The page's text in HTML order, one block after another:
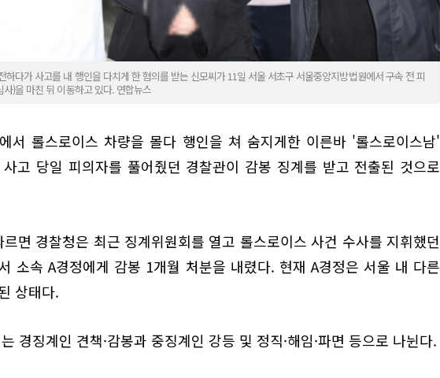
하다가 사고를 내 행인을 다치게 한 혐의를 받는 신모씨가 11일 서울 서초구 서울중앙지방법원에서 구속 전 피
)을 마친 뒤 이동하고 있다. 연합뉴스
서 롤스로이스 차량을 몰다 행인을 쳐 숨지게한 이른바 '롤스로이스남'
고 당일 피의자를 풀어줬던 경찰관이 감봉 징계를 받고 전출된 것으로
면 경찰청은 최근 징계위원회를 열고 롤스로이스 사건 수사를 지휘했던
소속 A경정에게 감봉 1개월 처분을 내렸다. 현재 A경정은 서울 내 다른
상태다.
경징계인 견책·감봉과 중징계인 강등 및 정직·해임·파면 등으로 나뉜다.